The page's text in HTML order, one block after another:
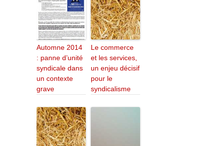
Automne 2014
: panne d’unité
syndicale dans
un contexte
grave
Le commerce
et les services,
un enjeu décisif
pour le
syndicalisme